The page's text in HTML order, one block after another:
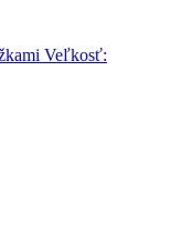
Veľkosť: